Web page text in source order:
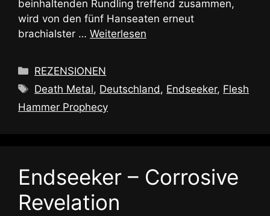
beinhaltenden Rundling treffend zusammen,
wird von den fünf Hanseaten erneut
brachialster … Weiterlesen
Kategorien
REZENSIONEN
Schlagwörter
Death Metal, Deutschland, Endseeker, Flesh
Hammer Prophecy
Endseeker – Corrosive
Revelation